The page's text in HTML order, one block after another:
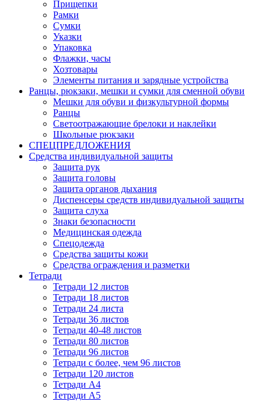
Прищепки
Рамки
Сумки
Указки
Упаковка
Флажки, часы
Хозтовары
Элементы питания и зарядные устройства
Ранцы, рюкзаки, мешки и сумки для сменной обуви
Мешки для обуви и физкультурной формы
Ранцы
Светоотражающие брелоки и наклейки
Школьные рюкзаки
СПЕЦПРЕДЛОЖЕНИЯ
Средства индивидуальной защиты
Защита рук
Защита головы
Защита органов дыхания
Диспенсеры средств индивидуальной защиты
Защита слуха
Знаки безопасности
Медицинская одежда
Спецодежда
Средства защиты кожи
Средства ограждения и разметки
Тетради
Тетради 12 листов
Тетради 18 листов
Тетради 24 листа
Тетради 36 листов
Тетради 40-48 листов
Тетради 80 листов
Тетради 96 листов
Тетради с более, чем 96 листов
Тетради 120 листов
Тетради А4
Тетради А5